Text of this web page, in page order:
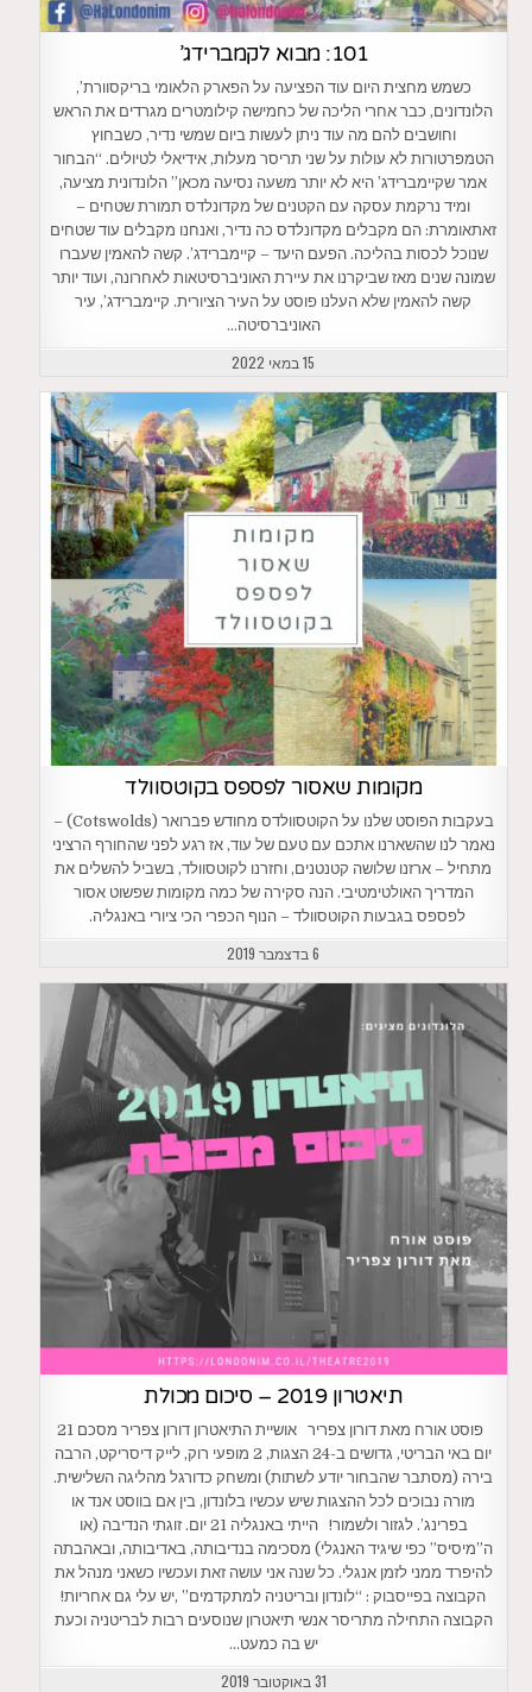
101: מבוא לקמברידג’
כשמש מחצית היום עוד הפציעה על הפארק הלאומי בריקסוורת’,
הלונדונים, כבר אחרי הליכה של כחמישה קילומטרים מגרדים את הראש
וחושבים להם מה עוד ניתן לעשות ביום שמשי נדיר, כשבחוץ
הטמפרטורות לא עולות על שני תריסר מעלות, אידיאלי לטיולים. “הבחור
אמר שקיימברידג’ היא לא יותר משעה נסיעה מכאן” הלונדונית מציעה,
ומיד נרקמת עסקה עם הקטנים של מקדונלדס תמורת שטחים –
זאתאומרת: הם מקבלים מקדונלדס כה נדיר, ואנחנו מקבלים עוד שטחים
שנוכל לכסות בהליכה. הפעם היעד – קיימברידג’. קשה להאמין שעברו
שמונה שנים מאז שביקרנו את עיירת האוניברסיטאות לאחרונה, ועוד יותר
קשה להאמין שלא העלנו פוסט על העיר הציורית. קיימברידג’, עיר
האוניברסיטה…
15 במאי 2022
מקומות שאסור לפספס בקוטסוולד
בעקבות הפוסט שלנו על הקוטסוולדס מחודש פברואר (Cotswolds) –
נאמר לנו שהשארנו אתכם עם טעם של עוד, אז רגע לפני שהחורף הרציני
מתחיל – ארזנו שלושה קטנטנים, וחזרנו לקוטסוולד, בשביל להשלים את
המדריך האולטימטיבי. הנה סקירה של כמה מקומות שפשוט אסור
לפספס בגבעות הקוטסוולד – הנוף הכפרי הכי ציורי באנגליה.
6 בדצמבר 2019
תיאטרון 2019 – סיכום מכולת
פוסט אורח מאת דורון צפריר אושיית התיאטרון דורון צפריר מסכם 21
יום באי הבריטי, גדושים ב-24 הצגות, 2 מופעי רוק, לייק דיסריקט, הרבה
בירה (מסתבר שהבחור יודע לשתות) ומשחק כדורגל מהליגה השלישית.
מורה נבוכים לכל ההצגות שיש עכשיו בלונדון, בין אם בווסט אנד או
בפרינג’. לגזור ולשמור! הייתי באנגליה 21 יום. זוגתי הנדיבה (או
ה”מיסיס” כפי שיגיד האנגלי) מסכימה בנדיבותה, באדיבותה, ובאהבתה
להיפרד ממני לזמן אנגלי. כל שנה אני עושה זאת ועכשיו כשאני מנהל את
הקבוצה בפייסבוק : “לונדון ובריטניה למתקדמים” ,יש עלי גם אחריות!
הקבוצה התחילה מתריסר אנשי תיאטרון שנוסעים רבות לבריטניה וכעת
יש בה כמעט…
31 באוקטובר 2019